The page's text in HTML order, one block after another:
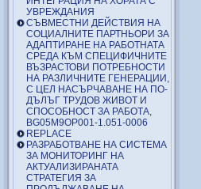
УВРЕЖДАНИЯ
СЪВМЕСТНИ ДЕЙСТВИЯ НА
СОЦИАЛНИТЕ ПАРТНЬОРИ ЗА
АДАПТИРАНЕ НА РАБОТНАТА
СРЕДА КЪМ СПЕЦИФИЧНИТЕ
ВЪЗРАСТОВИ ПОТРЕБНОСТИ
НА РАЗЛИЧНИТЕ ГЕНЕРАЦИИ,
С ЦЕЛ НАСЪРЧАВАНЕ НА ПО-
ДЪЛЪГ ТРУДОВ ЖИВОТ И
СПОСОБНОСТ ЗА РАБОТА,
BG05M9OP001-1.051-0006
REPLACE
РАЗРАБОТВАНЕ НА СИСТЕМА
ЗА МОНИТОРИНГ НА
АКТУАЛИЗИРАНАТА
СТРАТЕГИЯ ЗА